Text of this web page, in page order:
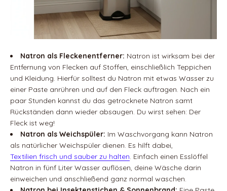
Natron als Fleckenentferner: Natron ist wirksam bei der
Entfernung von Flecken auf Stoffen, einschließlich Teppichen
und Kleidung. Hierfür solltest du Natron mit etwas Wasser zu
einer Paste anrühren und auf den Fleck auftragen. Nach ein
paar Stunden kannst du das getrocknete Natron samt
Rückständen dann wieder absaugen. Du wirst sehen: Der
Fleck ist weg!
Natron als Weichspüler: Im Waschvorgang kann Natron
als natürlicher Weichspüler dienen. Es hilft dabei,
Textilien frisch und sauber zu halten. Einfach einen Esslöffel
Natron in fünf Liter Wasser auflösen, deine Wäsche darin
einweichen und anschließend ganz normal waschen.